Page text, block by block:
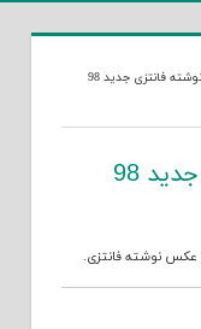
دانلود عکس نوشته فانتزی جدید 98
دانلود عکس نوشته فانتزی جدید 98
عکس نوشته فانتزی.